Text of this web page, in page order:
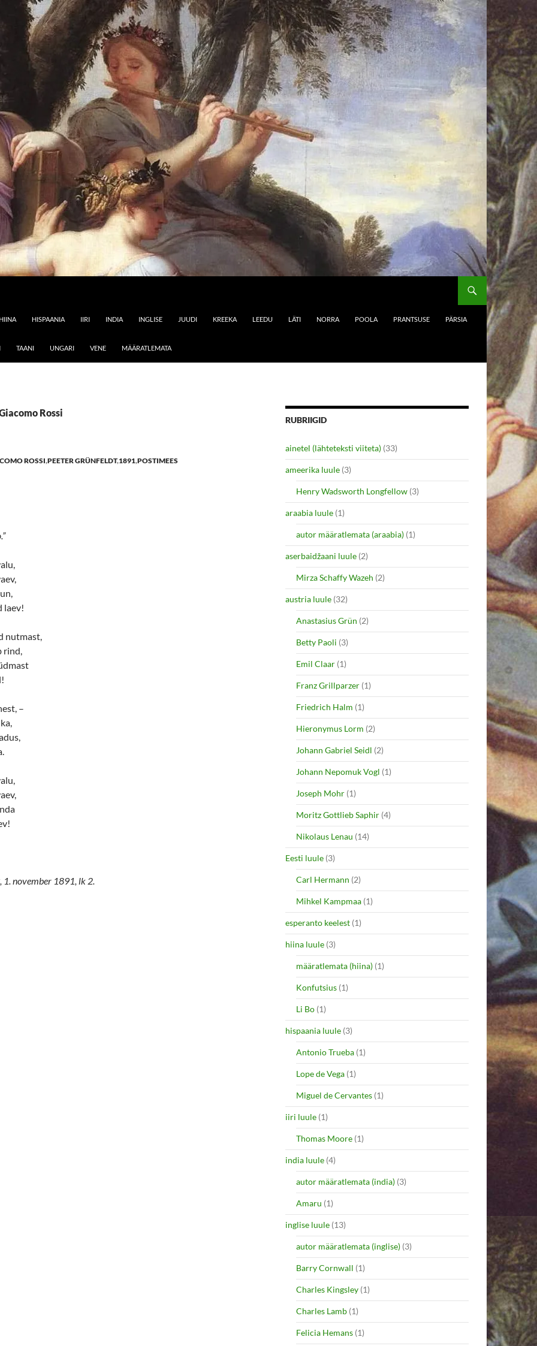
HIINA HISPAANIA IIRI INDIA INGLISE JUUDI KREEKA LEEDU LÄTI NORRA POOLA PRANTSUSE PÄRSIA
TAANI UNGARI VENE MÄÄRATLEMATA
Rossi
ROSSI,PEETER GRÜNFELDT,1891,POSTIMEES
laev!
nutmast,
rind,
–
1. november 1891, lk 2.
RUBRIIGID
ainetel (lähteteksti viiteta) (33)
ameerika luule (3)
Henry Wadsworth Longfellow (3)
araabia luule (1)
autor määratlemata (araabia) (1)
aserbaidžaani luule (2)
Mirza Schaffy Wazeh (2)
austria luule (32)
Anastasius Grün (2)
Betty Paoli (3)
Emil Claar (1)
Franz Grillparzer (1)
Friedrich Halm (1)
Hieronymus Lorm (2)
Johann Gabriel Seidl (2)
Johann Nepomuk Vogl (1)
Joseph Mohr (1)
Moritz Gottlieb Saphir (4)
Nikolaus Lenau (14)
Eesti luule (3)
Carl Hermann (2)
Mihkel Kampmaa (1)
esperanto keelest (1)
hiina luule (3)
määratlemata (hiina) (1)
Konfutsius (1)
Li Bo (1)
hispaania luule (3)
Antonio Trueba (1)
Lope de Vega (1)
Miguel de Cervantes (1)
iiri luule (1)
Thomas Moore (1)
india luule (4)
autor määratlemata (india) (3)
Amaru (1)
inglise luule (13)
autor määratlemata (inglise) (3)
Barry Cornwall (1)
Charles Kingsley (1)
Charles Lamb (1)
Felicia Hemans (1)